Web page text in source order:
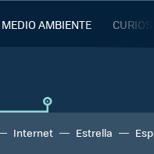
MEDIO AMBIENTE
Internet Estrella